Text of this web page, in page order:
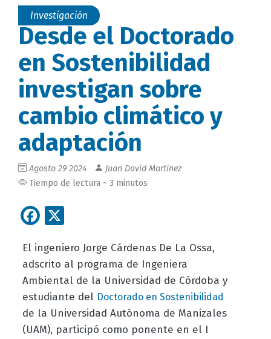
Investigación
Desde el Doctorado
en Sostenibilidad
investigan sobre
cambio climático y
adaptación
Agosto 29 2024
Juan David Martinez
Tiempo de lectura ~ 3 minutos
Facebook
El ingeniero Jorge Cárdenas De La Ossa,
adscrito al programa de Ingeniera
Ambiental de la Universidad de Córdoba y
estudiante del Doctorado en Sostenibilidad
de la Universidad Autónoma de Manizales
(UAM), participó como ponente en el I